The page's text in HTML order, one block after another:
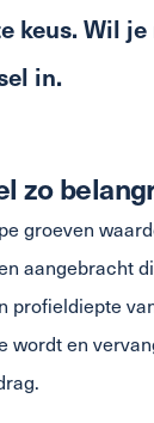
keus. Wil
in.
zo
groeven
aangebracht
en